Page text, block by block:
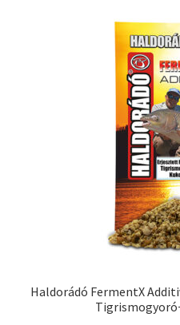
Haldorádó FermentX